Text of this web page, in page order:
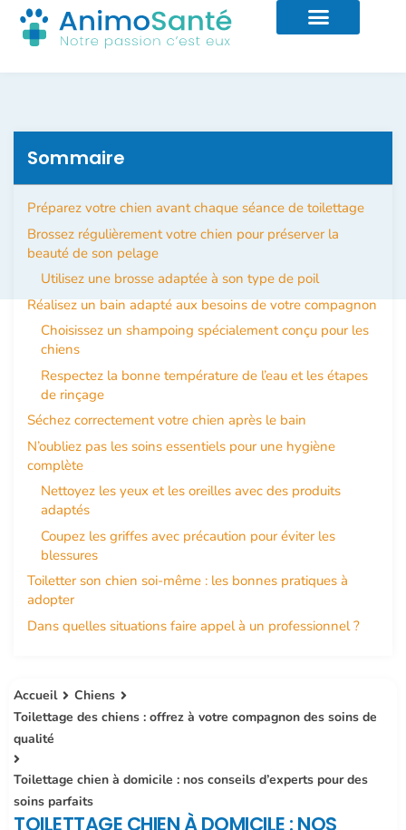
Accueil
Chiens
Toilettage des chiens : offrez à votre compagnon des soins de
qualité
Toilettage chien à domicile : nos conseils d’experts pour des
soins parfaits
TOILETTAGE CHIEN À DOMICILE : NOS
Sommaire
Préparez votre chien avant chaque séance de toilettage
Brossez régulièrement votre chien pour préserver la
beauté de son pelage
Utilisez une brosse adaptée à son type de poil
Réalisez un bain adapté aux besoins de votre compagnon
Choisissez un shampoing spécialement conçu pour les
chiens
Respectez la bonne température de l’eau et les étapes
de rinçage
Séchez correctement votre chien après le bain
N’oubliez pas les soins essentiels pour une hygiène
complète
Nettoyez les yeux et les oreilles avec des produits
adaptés
Coupez les griffes avec précaution pour éviter les
blessures
Toiletter son chien soi-même : les bonnes pratiques à
adopter
Dans quelles situations faire appel à un professionnel ?